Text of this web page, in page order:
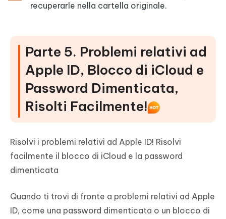
recuperarle nella cartella originale.
Parte 5. Problemi relativi ad
Apple ID, Blocco di iCloud e
Password Dimenticata,
Risolti Facilmente!
Risolvi i problemi relativi ad Apple ID! Risolvi
facilmente il blocco di iCloud e la password
dimenticata
Quando ti trovi di fronte a problemi relativi ad Apple
ID, come una password dimenticata o un blocco di